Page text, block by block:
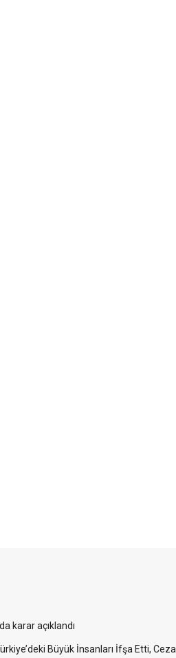
karar açıklandı
Büyük İnsanları İfşa Etti, Ceza